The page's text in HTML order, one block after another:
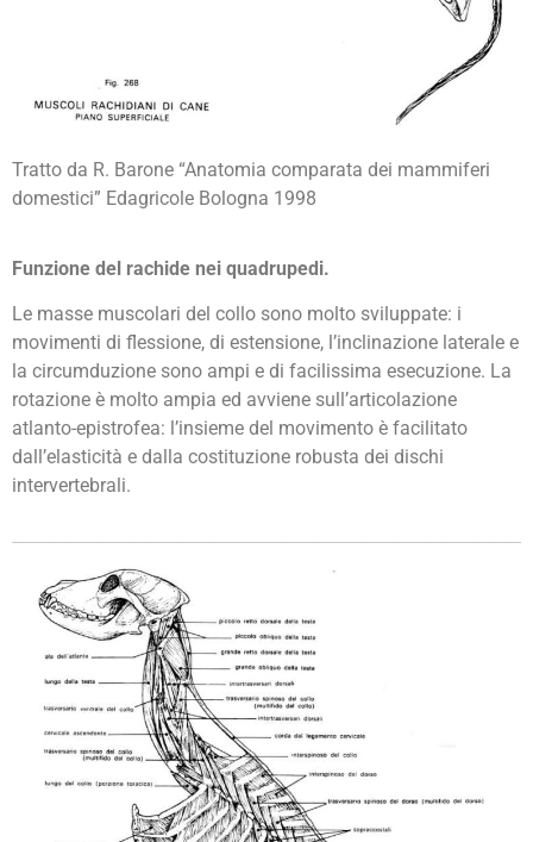
Tratto da R. Barone “Anatomia comparata dei mammiferi
domestici” Edagricole Bologna 1998
Funzione del rachide nei quadrupedi.
Le masse muscolari del collo sono molto sviluppate: i
movimenti di flessione, di estensione, l’inclinazione laterale e
la circumduzione sono ampi e di facilissima esecuzione. La
rotazione è molto ampia ed avviene sull’articolazione
atlanto-epistrofea: l’insieme del movimento è facilitato
dall’elasticità e dalla costituzione robusta dei dischi
intervertebrali.